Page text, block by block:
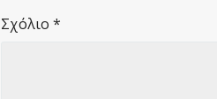
Σχόλιο *